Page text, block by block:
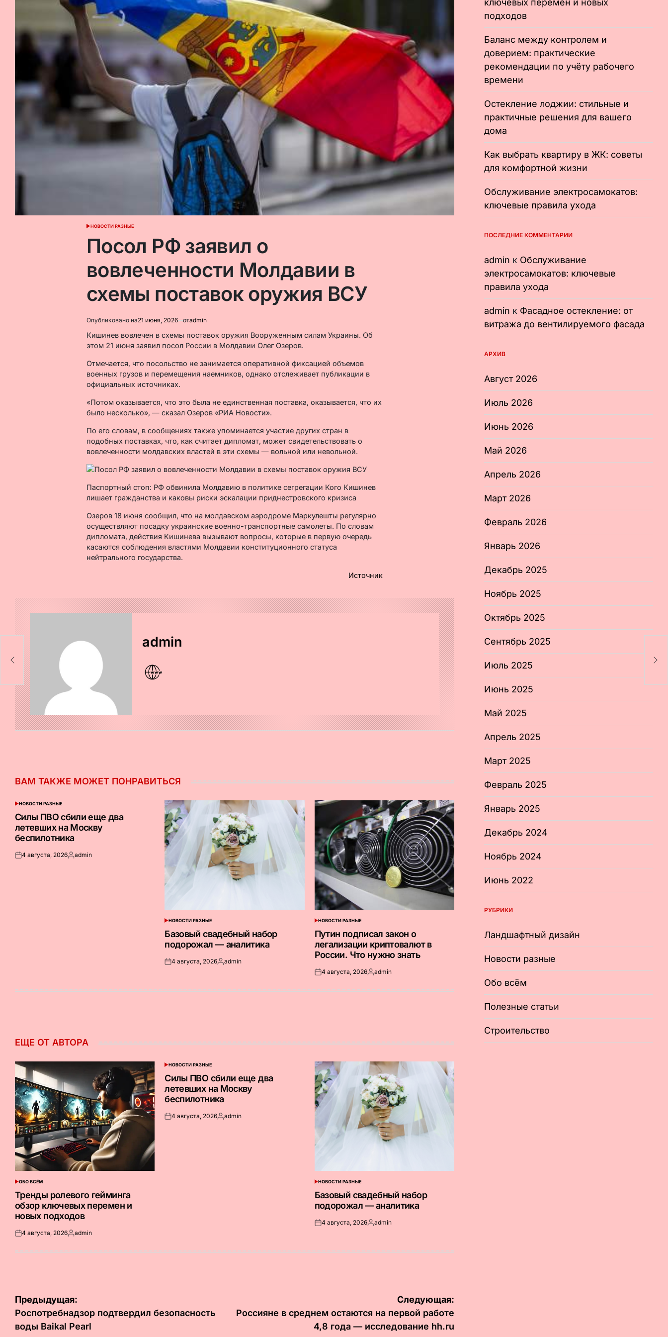
ОПУБЛИКОВАНО
НОВОСТИ РАЗНЫЕ
Посол РФ заявил о
вовлеченности Молдавии в
схемы поставок оружия ВСУ
Опубликовано на21 июня, 2026 отadmin
Кишинев вовлечен в схемы поставок оружия Вооруженным силам Украины. Об
этом 21 июня заявил посол России в Молдавии Олег Озеров.
Отмечается, что посольство не занимается оперативной фиксацией объемов
военных грузов и перемещения наемников, однако отслеживает публикации в
официальных источниках.
«Потом оказывается, что это была не единственная поставка, оказывается, что их
было несколько», — сказал Озеров «РИА Новости».
По его словам, в сообщениях также упоминается участие других стран в
подобных поставках, что, как считает дипломат, может свидетельствовать о
вовлеченности молдавских властей в эти схемы — вольной или невольной.
Паспортный стоп: РФ обвинила Молдавию в политике сегрегации Кого Кишинев
лишает гражданства и каковы риски эскалации приднестровского кризиса
Озеров 18 июня сообщил, что на молдавском аэродроме Маркулешты регулярно
осуществляют посадку украинские военно-транспортные самолеты. По словам
дипломата, действия Кишинева вызывают вопросы, которые в первую очередь
касаются соблюдения властями Молдавии конституционного статуса
нейтрального государства.
Источник
admin
ВАМ ТАКЖЕ МОЖЕТ ПОНРАВИТЬСЯ
ОПУБЛИКОВАНО
НОВОСТИ РАЗНЫЕ
Силы ПВО сбили еще два
летевших на Москву
беспилотника
Опубликовано
4 августа, 2026Запись
admin
ОПУБЛИКОВАНО
В
НОВОСТИ РАЗНЫЕ
Базовый свадебный набор
подорожал — аналитика
Опубликовано
4 августа, 2026Запись
admin
ОПУБЛИКОВАНО
В
НОВОСТИ РАЗНЫЕ
Путин подписал закон о
легализации криптовалют в
России. Что нужно знать
Опубликовано
4 августа, 2026Запись
admin
ЕЩЕ ОТ АВТОРА
ОПУБЛИКОВАНО
В
ОБО ВСЁМ
Тренды ролевого гейминга
обзор ключевых перемен и
новых подходов
Опубликовано
4 августа, 2026Запись
admin
ОПУБЛИКОВАНО
НОВОСТИ РАЗНЫЕ
Силы ПВО сбили еще два
летевших на Москву
беспилотника
Опубликовано
4 августа, 2026Запись
admin
ОПУБЛИКОВАНО
В
НОВОСТИ РАЗНЫЕ
Базовый свадебный набор
подорожал — аналитика
Опубликовано
4 августа, 2026Запись
admin
Навигация
по
записям
Предыдущая:
Роспотребнадзор подтвердил безопасность
воды Baikal Pearl
Следующая:
Россияне в среднем остаются на первой работе
4,8 года — исследование hh.ru
ключевых перемен и новых
подходов
Баланс между контролем и
доверием: практические
рекомендации по учёту рабочего
времени
Остекление лоджии: стильные и
практичные решения для вашего
дома
Как выбрать квартиру в ЖК: советы
для комфортной жизни
Обслуживание электросамокатов:
ключевые правила ухода
ПОСЛЕДНИЕ КОММЕНТАРИИ
admin к Обслуживание
электросамокатов: ключевые
правила ухода
admin к Фасадное остекление: от
витража до вентилируемого фасада
АРХИВ
Август 2026
Июль 2026
Июнь 2026
Май 2026
Апрель 2026
Март 2026
Февраль 2026
Январь 2026
Декабрь 2025
Ноябрь 2025
Октябрь 2025
Сентябрь 2025
Июль 2025
Июнь 2025
Май 2025
Апрель 2025
Март 2025
Февраль 2025
Январь 2025
Декабрь 2024
Ноябрь 2024
Июнь 2022
РУБРИКИ
Ландшафтный дизайн
Новости разные
Обо всём
Полезные статьи
Строительство